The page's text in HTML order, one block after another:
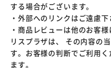
する場合がございます。
・外部へのリンクはご遠慮下
・商品レビューは他のお客
リスプラザは、 その内容の
す。お客様の判断でご利用
ます。